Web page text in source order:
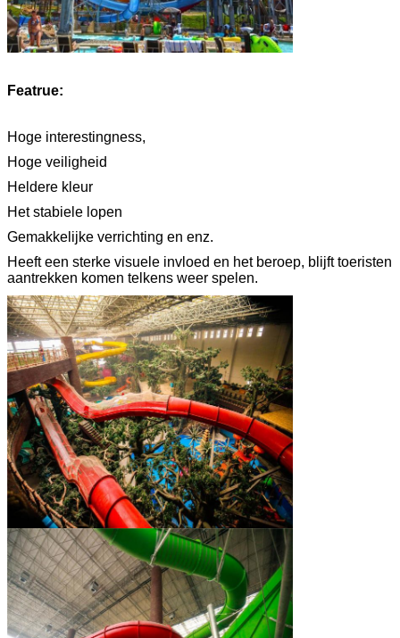
Featrue:
Hoge interestingness,
Hoge veiligheid
Heldere kleur
Het stabiele lopen
Gemakkelijke verrichting en enz.
Heeft een sterke visuele invloed en het beroep, blijft toeristen
aantrekken komen telkens weer spelen.